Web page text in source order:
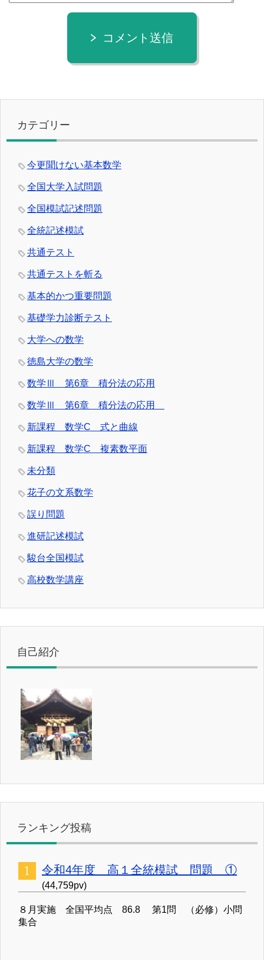
コメント送信
カテゴリー
今更聞けない基本数学
全国大学入試問題
全国模試記述問題
全統記述模試
共通テスト
共通テストを斬る
基本的かつ重要問題
基礎学力診断テスト
大学への数学
徳島大学の数学
数学Ⅲ 第6章 積分法の応用
数学Ⅲ 第6章 積分法の応用
新課程 数学C 式と曲線
新課程 数学C 複素数平面
未分類
花子の文系数学
誤り問題
進研記述模試
駿台全国模試
高校数学講座
自己紹介
ランキング投稿
令和4年度 高１全統模試 問題 ①
(44,759pv)
８月実施 全国平均点 86.8 第1問 （必修）小問
集合